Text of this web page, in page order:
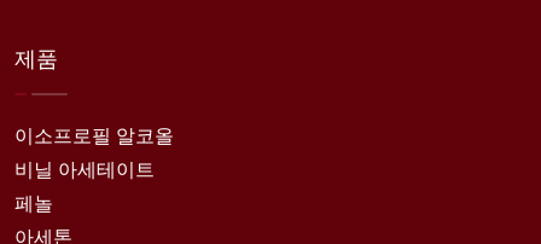
제품
이소프로필 알코올
비닐 아세테이트
페놀
아세톤